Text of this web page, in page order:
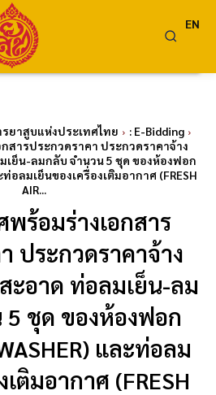
EN
ยาสูบแห่งประเทศไทย
: E-Bidding
สารประกวดราคา ประกวดราคาจ้าง
เย็น-ลมกลับ จำนวน 5 ชุด ของห้องฟอก
ท่อลมเย็นของเครื่องเติมอากาศ (FRESH
AIR...
พร้อมร่างเอกสาร
ประกวดราคาจ้าง
ะอาด ท่อลมเย็น-ลม
ชุด ของห้องฟอก
และท่อลม
เติมอากาศ (FRESH